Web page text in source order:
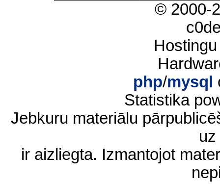
© 2000-
php/mysql
Statistika
Jebkuru materiālu
ir aizliegta. Izmantojot